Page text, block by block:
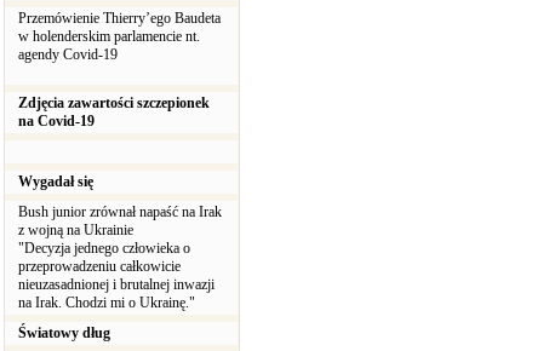
Przemówienie Thierry’ego Baudeta
w holenderskim parlamencie nt.
agendy Covid-19
Zdjęcia zawartości szczepionek
na Covid-19
Wygadał się
Bush junior zrównał napaść na Irak
z wojną na Ukrainie
"Decyzja jednego człowieka o
przeprowadzeniu całkowicie
nieuzasadnionej i brutalnej inwazji
na Irak. Chodzi mi o Ukrainę."
Światowy dług